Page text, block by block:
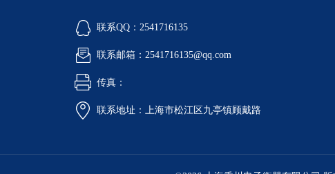
联系QQ：2541716135
联系邮箱：2541716135@qq.com
传真：
联系地址：上海市松江区九亭镇顾戴路